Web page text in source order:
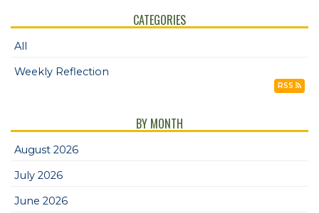
CATEGORIES
All
Weekly Reflection
RSS
BY MONTH
August 2026
July 2026
June 2026